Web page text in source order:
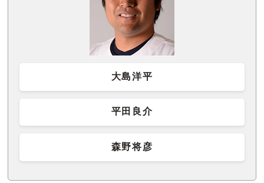
大島洋平
平田良介
森野将彦